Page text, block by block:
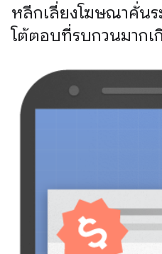
หลีกเลี่ยงโฆษณาคั่นร
โต้ตอบที่รบกวนมากเ